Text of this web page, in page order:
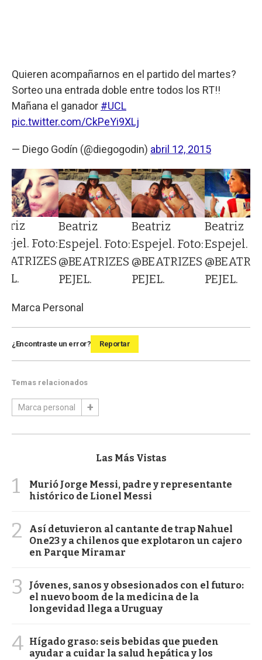
Quieren acompañarnos en el partido del martes?
Sorteo una entrada doble entre todos los RT!!
Mañana el ganador #UCL
pic.twitter.com/CkPeYi9XLj
— Diego Godín (@diegogodin) abril 12, 2015
Foto:
Beatriz
Espejel. Foto:
@BEATRIZES
PEJEL.
Beatriz
Espejel. Foto:
@BEATRIZES
PEJEL.
Beatriz
Espejel.
PEJEL.
Marca Personal
¿Encontraste un error? Reportar
Temas relacionados
Marca personal
Las Más Vistas
1
Murió Jorge Messi, padre y representante
histórico de Lionel Messi
2
Así detuvieron al cantante de trap Nahuel
One23 y a chilenos que explotaron un cajero
en Parque Miramar
3
Jóvenes, sanos y obsesionados con el futuro:
el nuevo boom de la medicina de la
longevidad llega a Uruguay
4 Hígado graso: seis bebidas que pueden
ayudar a cuidar la salud hepática y los